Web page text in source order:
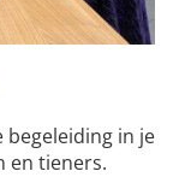
begeleiding in je
en tieners.